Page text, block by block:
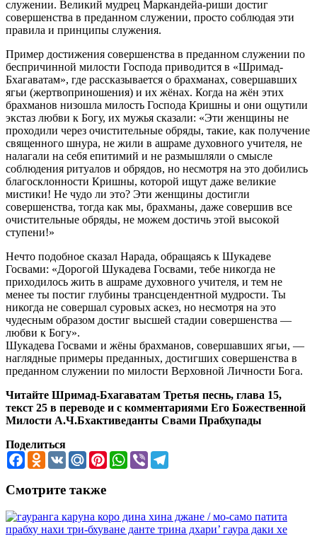
служении. Великий мудрец Маркандейа-риши достиг
совершенства в преданном служении, просто соблюдая эти
правила и принципы служения.
Пример достижения совершенства в преданном служении по
беспричинной милости Господа приводится в «Шримад-
Бхагаватам», где рассказывается о брахманах, совершавших
ягьи (жертвоприношения) и их жёнах. Когда на жён этих
брахманов низошла милость Господа Кришны и они ощутили
экстаз любви к Богу, их мужья сказали: «Эти женщины не
проходили через очистительные обряды, такие, как получение
священного шнура, не жили в ашраме духовного учителя, не
налагали на себя епитимий и не размышляли о смысле
соблюдения ритуалов и обрядов, но несмотря на это добились
благосклонности Кришны, которой ищут даже великие
мистики! Не чудо ли это? Эти женщины достигли
совершенства, тогда как мы, брахманы, даже совершив все
очистительные обряды, не можем достичь этой высокой
ступени!»
Нечто подобное сказал Нарада, обращаясь к Шукадеве
Госвами: «Дорогой Шукадева Госвами, тебе никогда не
приходилось жить в ашраме духовного учителя, и тем не
менее ты постиг глубины трансцендентной мудрости. Ты
никогда не совершал суровых аскез, но несмотря на это
чудесным образом достиг высшей стадии совершенства —
любви к Богу».
Шукадева Госвами и жёны брахманов, совершавших ягьи, —
наглядные примеры преданных, достигших совершенства в
преданном служении по милости Верховной Личности Бога.
Читайте Шримад-Бхагаватам Третья песнь, глава 15,
текст 25 в переводе и с комментариями Его Божественной
Милости А.Ч.Бхактиведанты Свами Прабхупады
Поделиться
FacebookOdnoklassniki
VK Mail.RuPinterestWhatsApp
Viber
Смотрите также